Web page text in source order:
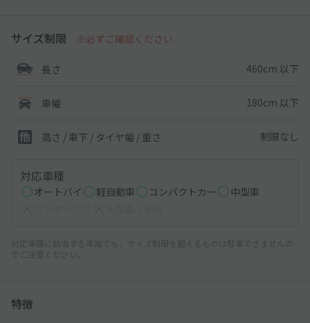
サイズ制限 ※必ずご確認ください
長さ 460cm 以下
車幅 180cm 以下
高さ / 車下 / タイヤ幅 / 重さ 制限なし
対応車種
オートバイ 軽自動車 コンパクトカー
中型車
対応車種に該当する車両でも、サイズ制限を超えるものは駐車できませんの
でご注意ください。
特徴